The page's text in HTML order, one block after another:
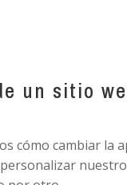
un sitio
cómo cambiar la